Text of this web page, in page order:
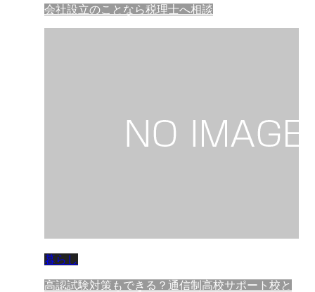
会社設立のことなら税理士へ相談
暮らし
高認試験対策もできる？通信制高校サポート校と